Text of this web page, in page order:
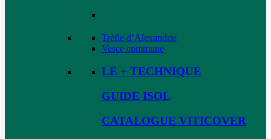
Trèfle d’Alexandrie
Vesce commune
LE + TECHNIQUE
GUIDE ISOL
CATALOGUE VITICOVER